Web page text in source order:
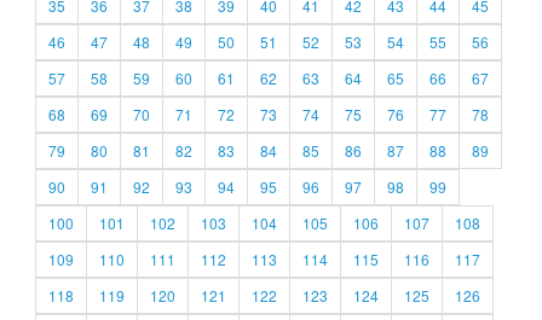
35
36 37 38 39 40 41 42 43 44
45
46
47 48 49 50 51 52 53 54 55
56
57
58 59 60 61 62 63 64 65 66
67
68
69 70 71 72 73 74 75 76 77
78
79
80 81 82 83 84 85 86 87 88
89
90
91 92 93 94 95 96 97 98
99
100
101 102 103 104 105 106 107
108
109
110 111 112 113 114 115 116
117
118
119 120 121 122 123 124 125
126